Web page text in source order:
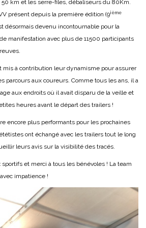
50 km et les serre-files, débaliseurs du 80Km.
présent depuis la première édition (9ième
désormais devenu incontournable pour la
manifestation avec plus de 11500 participants
mis à contribution leur dynamisme pour assurer
parcours aux coureurs. Comme tous les ans, il a
aux endroits où il avait disparu de la veille et
heures avant le départ des trailers !
encore plus performants pour les prochaines
ont échangé avec les trailers tout le long
leurs avis sur la visibilité des tracés.
sportifs et merci à tous les bénévoles ! La team
impatience !